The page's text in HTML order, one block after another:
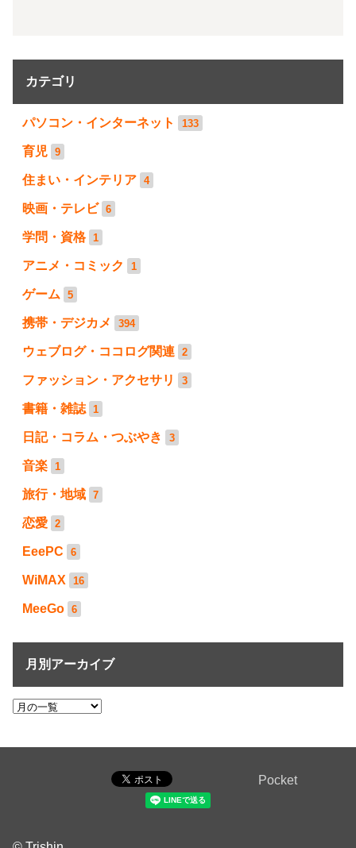
カテゴリ
パソコン・インターネット 133
育児 9
住まい・インテリア 4
映画・テレビ 6
学問・資格 1
アニメ・コミック 1
ゲーム 5
携帯・デジカメ 394
ウェブログ・ココログ関連 2
ファッション・アクセサリ 3
書籍・雑誌 1
日記・コラム・つぶやき 3
音楽 1
旅行・地域 7
恋愛 2
EeePC 6
WiMAX 16
MeeGo 6
月別アーカイブ
Pocket